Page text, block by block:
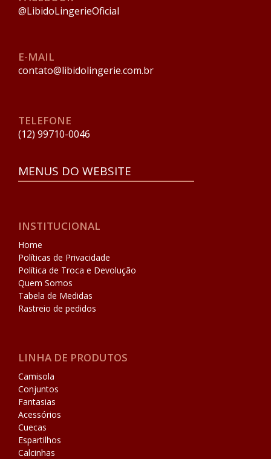
@LibidoLingerieOficial
E-MAIL
contato@libidolingerie.com.br
TELEFONE
(12) 99710-0046
MENUS DO WEBSITE
INSTITUCIONAL
Home
Políticas de Privacidade
Política de Troca e Devolução
Quem Somos
Tabela de Medidas
Rastreio de pedidos
LINHA DE PRODUTOS
Camisola
Conjuntos
Fantasias
Acessórios
Cuecas
Espartilhos
Calcinhas